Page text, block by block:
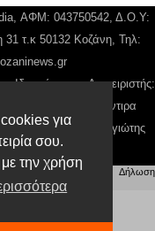
για
σου.
την χρήση
ΑΦΜ: 043750542, Δ.Ο.Υ:
τ.κ 50132 Κοζάνη, Τηλ:
και Διαχειριστής:
Βασιλική, Διευθύντιρα
domain name Παναγιώτης
|Όροι χρήσης
Δήλωση